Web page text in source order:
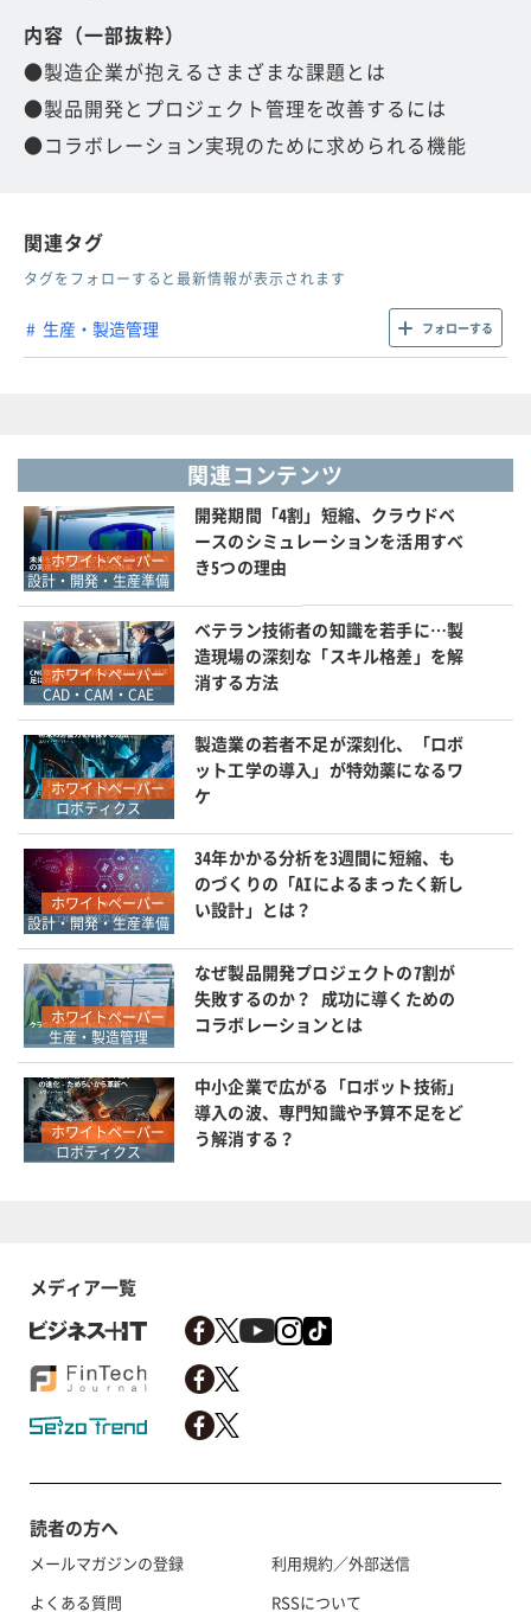
内容（一部抜粋）
●製造企業が抱えるさまざまな課題とは
●製品開発とプロジェクト管理を改善するには
●コラボレーション実現のために求められる機能
関連タグ
タグをフォローすると最新情報が表示されます
生産・製造管理 フォローする
関連コンテンツ
ホワイトペーパー
設計・開発・生産準備
開発期間「4割」短縮、クラウドベ
ースのシミュレーションを活用すべ
き5つの理由
ホワイトペーパー
CAD・CAM・CAE
ベテラン技術者の知識を若手に…製
造現場の深刻な「スキル格差」を解
消する方法
ホワイトペーパー
ロボティクス
製造業の若者不足が深刻化、「ロボ
ット工学の導入」が特効薬になるワ
ケ
ホワイトペーパー
設計・開発・生産準備
34年かかる分析を3週間に短縮、も
のづくりの「AIによるまったく新し
い設計」とは？
ホワイトペーパー
生産・製造管理
なぜ製品開発プロジェクトの7割が
失敗するのか？ 成功に導くための
コラボレーションとは
ホワイトペーパー
ロボティクス
中小企業で広がる「ロボット技術」
導入の波、専門知識や予算不足をど
う解消する？
メディア一覧
読者の方へ
メールマガジンの登録
よくある質問
利用規約／外部送信
RSSについて